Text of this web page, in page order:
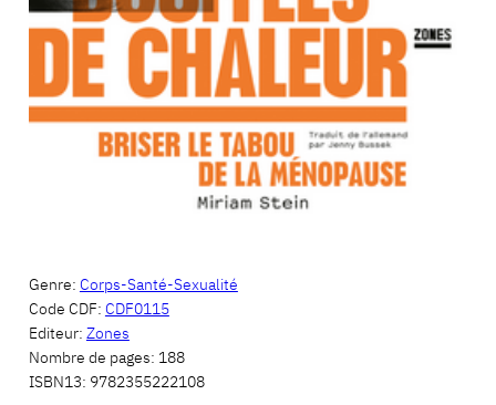
Genre: Corps-Santé-Sexualité
Code CDF: CDF0115
Editeur: Zones
Nombre de pages: 188
ISBN13: 9782355222108